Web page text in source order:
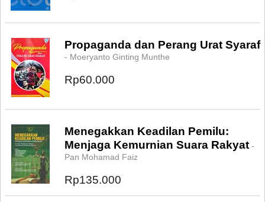
Propaganda dan Perang Urat Syaraf
- Moeryanto Ginting Munthe
Rp60.000
Menegakkan Keadilan Pemilu:
Menjaga Kemurnian Suara Rakyat -
Pan Mohamad Faiz
Rp135.000